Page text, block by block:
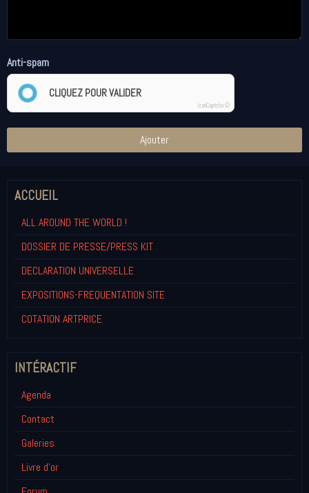
Anti-spam
CLIQUEZ POUR VALIDER
IconCaptcha ©
Ajouter
ACCUEIL
ALL AROUND THE WORLD !
DOSSIER DE PRESSE/PRESS KIT
DECLARATION UNIVERSELLE
EXPOSITIONS-FREQUENTATION SITE
COTATION ARTPRICE
INTÉRACTIF
Agenda
Contact
Galeries
Livre d'or